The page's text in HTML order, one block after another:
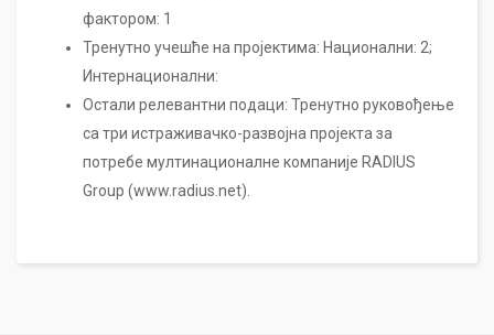
фактором: 1
Тренутно учешће на пројектима: Национални: 2;
Интернационални:
Остали релевантни подаци: Тренутно руковођење
са три истраживачко-развојна пројекта за
потребе мултинационалне компаније RADIUS
Group (www.radius.net).